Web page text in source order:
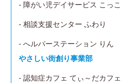
- 障がい児デイサービス こっこ
- 相談支援センター ふわり
- へルパーステーション りん
やさしい街創り事業部
- 認知症カフェ てぃ～だカフェ